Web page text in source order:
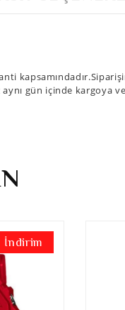
gün içinde kargoya
İndirim